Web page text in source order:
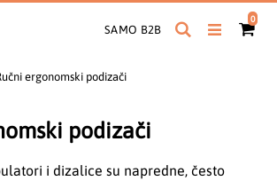
Cart
0
SAMO B2B Pretraga
ergonomski podizači
podizači
i dizalice su napredne, često